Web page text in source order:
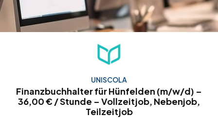
UNISCOLA
Finanzbuchhalter für Hünfelden (m/w/d) –
36,00 € / Stunde – Vollzeitjob, Nebenjob,
Teilzeitjob